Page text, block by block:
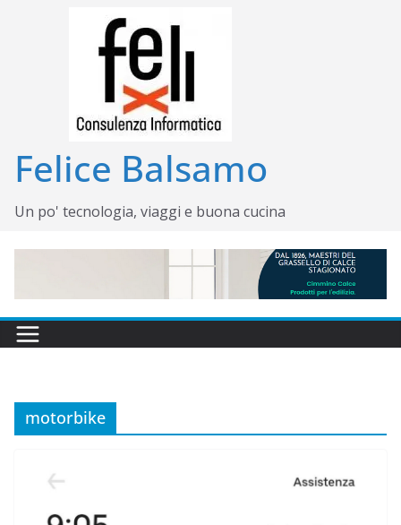
Felice Balsamo
Un po' tecnologia, viaggi e buona cucina
motorbike